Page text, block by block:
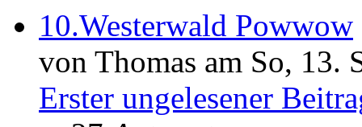
10.Westerwald Powwow
von Thomas am So, 13.
Erster ungelesener